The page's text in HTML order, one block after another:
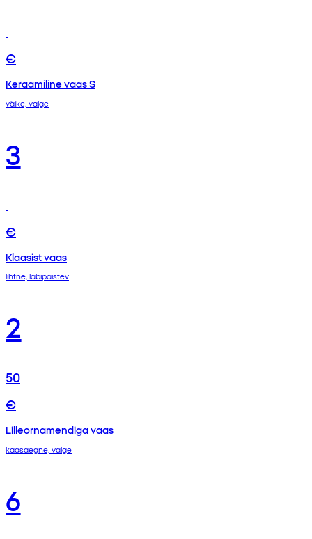
€
Keraamiline vaas S
väike, valge
3
€
Klaasist vaas
lihtne, läbipaistev
2
50
€
Lilleornamendiga vaas
kaasaegne, valge
6